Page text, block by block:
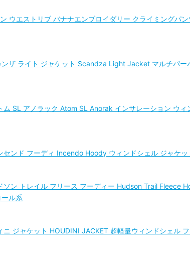
ン ウエストリブ バナナエンブロイダリー クライミングパ
ンザ ライト ジャケット Scandza Light Jacket マルチパ
ム SL アノラック Atom SL Anorak インサレーション ウ
センド フーディ Incendo Hoody ウィンドシェル ジャケ
ソン トレイル フリース フーディー Hudson Trail Fleece
ル系
ニ ジャケット HOUDINI JACKET 超軽量ウィンドシェル